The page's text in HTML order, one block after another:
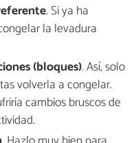
. Si ya ha
la levadura
(bloques). Así, solo
volverla a congelar.
cambios bruscos de